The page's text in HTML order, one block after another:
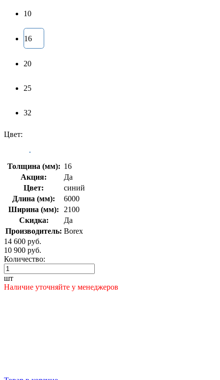
10
16
20
25
32
Цвет:
Толщина (мм): 16
Акция:
Да
Цвет:
синий
Длина (мм):
6000
Ширина (мм):
2100
Скидка:
Да
Производитель: Borex
14 600 руб.
10 900 руб.
Количество:
шт
Наличие уточняйте у менеджеров